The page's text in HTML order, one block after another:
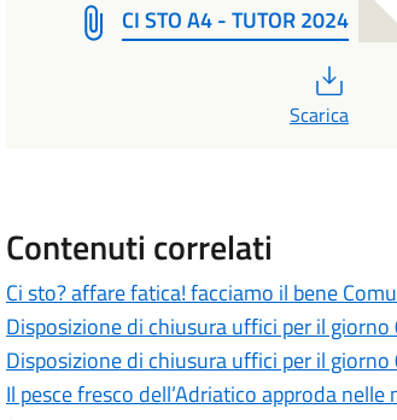
CI STO A4 - TUTOR 2024
Scarica
Contenuti correlati
Ci sto? affare fatica! facciamo il bene
Disposizione di chiusura uffici per il
Disposizione di chiusura uffici per il
Il pesce fresco dell’Adriatico approda